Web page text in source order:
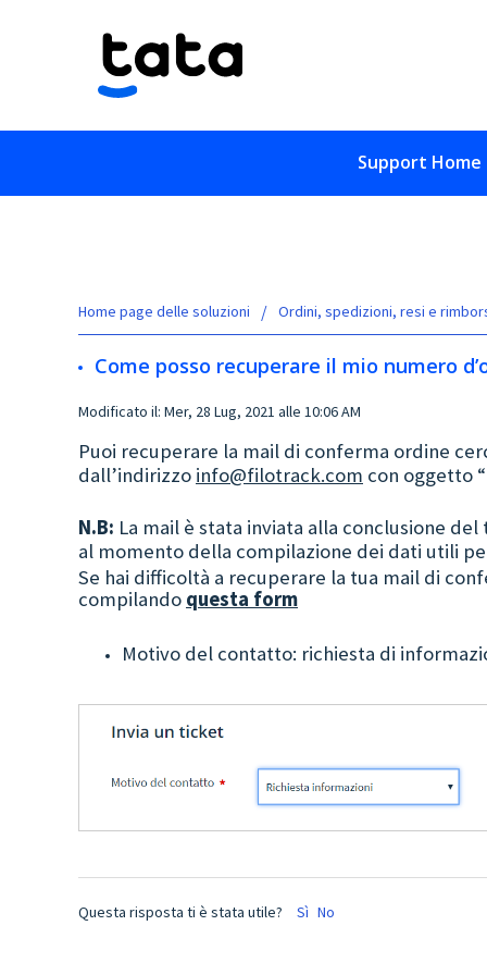
Support Home
Home page delle soluzioni Ordini, spedizioni, resi e
Come posso recuperare il mio numero
Modificato il: Mer, 28 Lug, 2021 alle 10:06 AM
Puoi recuperare la mail di conferma ordine
dall’indirizzo info@filotrack.com con oggetto
N.B: La mail è stata inviata alla conclusione
al momento della compilazione dei dati utili
Se hai difficoltà a recuperare la tua mail di
compilando questa form
Motivo del contatto: richiesta di
Questa risposta ti è stata utile? Sì No